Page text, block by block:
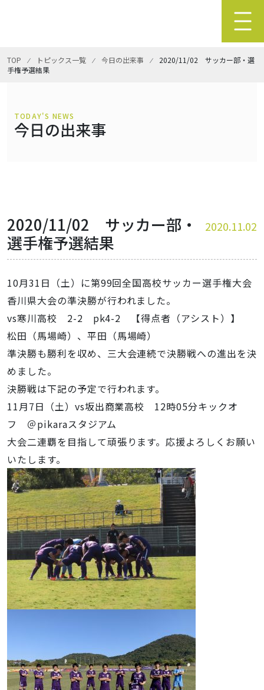
TOP ⁄ トピックス一覧 ⁄ 今日の出来事 ⁄ 2020/11/02 サッカー部・選
手権予選結果
TODAY'S NEWS
今日の出来事
2020/11/02 サッカー部・
選手権予選結果
2020.11.02
10月31日（土）に第99回全国高校サッカー選手権大会
香川県大会の準決勝が行われました。
vs寒川高校 2-2 pk4-2 【得点者（アシスト）】
松田（馬場崎）、平田（馬場崎）
準決勝も勝利を収め、三大会連続で決勝戦への進出を決
めました。
決勝戦は下記の予定で行われます。
11月7日（土）vs坂出商業高校 12時05分キックオ
フ ＠pikaraスタジアム
大会二連覇を目指して頑張ります。応援よろしくお願い
いたします。